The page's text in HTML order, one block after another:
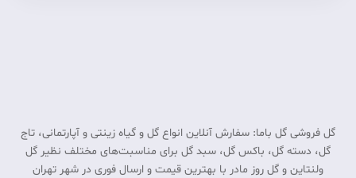
گل فروشی گل باما: سفارش آنلاین انواع گل و گیاه زینتی و آپارتمانی، تاج
گل، دسته گل، باکس گل، سبد گل برای مناسبت‎‌های مختلف نظیر گل
ولنتاین و گل روز مادر با بهترین قیمت و ارسال فوری در شهر تهران